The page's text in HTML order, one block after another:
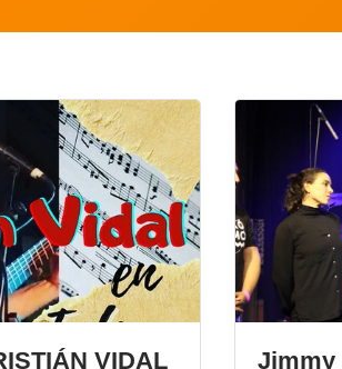
VIDAL Jimmy